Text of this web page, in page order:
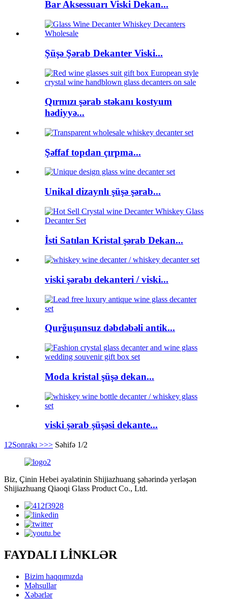
Bar Aksessuarı Viski Dekan...
Şüşə Şərab Dekanter Viski...
Qırmızı şərab stəkanı kostyum
hədiyyə...
Şəffaf topdan çırpma...
Unikal dizaynlı şüşə şərab...
İsti Satılan Kristal şərab Dekan...
viski şərabı dekanteri / viski...
Qurğuşunsuz dəbdəbəli antik...
Moda kristal şüşə dekan...
viski şərab şüşəsi dekante...
1 2Sonrakı >>> Səhifə 1/2
Biz, Çinin Hebei əyalətinin Shijiazhuang şəhərində yerləşən
Shijiazhuang Qiaoqi Glass Product Co., Ltd.
FAYDALI LİNKLƏR
Bizim haqqımızda
Məhsullar
Xəbərlər